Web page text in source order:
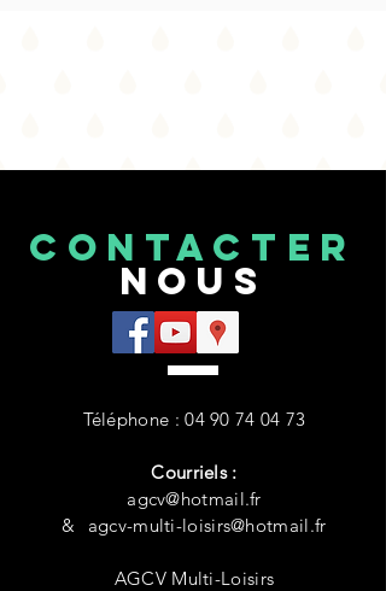
CONTACTEr
NOUS
Téléphone :04 90 74 04 73
Courriels :
agcv@hotmail.fr
&
agcv-multi-loisirs@hotmail.fr
AGCV Multi-Loisirs